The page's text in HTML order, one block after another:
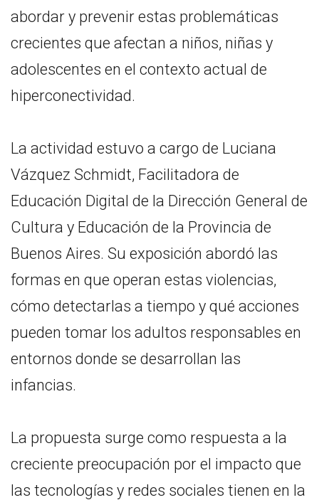
abordar y prevenir estas problemáticas
crecientes que afectan a niños, niñas y
adolescentes en el contexto actual de
hiperconectividad.
La actividad estuvo a cargo de Luciana
Vázquez Schmidt, Facilitadora de
Educación Digital de la Dirección General de
Cultura y Educación de la Provincia de
Buenos Aires. Su exposición abordó las
formas en que operan estas violencias,
cómo detectarlas a tiempo y qué acciones
pueden tomar los adultos responsables en
entornos donde se desarrollan las
infancias.
La propuesta surge como respuesta a la
creciente preocupación por el impacto que
las tecnologías y redes sociales tienen en la